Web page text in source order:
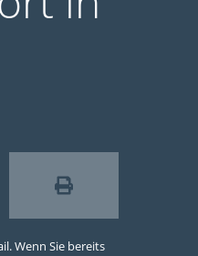
Wenn Sie bereits